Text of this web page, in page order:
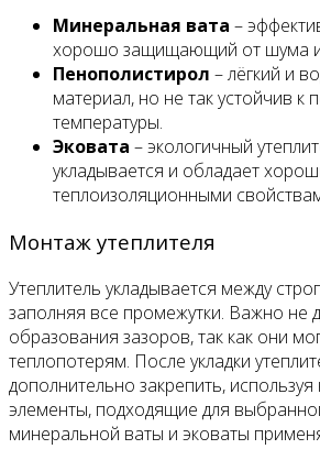
Минеральная вата –
хорошо защищающий от шума и
Пенополистирол – лёгкий и
материал, но не так устойчив к
температуры.
Эковата – экологичный
укладывается и обладает
теплоизоляционными
Монтаж утеплителя
Утеплитель укладывается между
заполняя все промежутки. Важно не
образования зазоров, так как они
теплопотерям. После укладки
дополнительно закрепить,
элементы, подходящие для
минеральной ваты и эковаты